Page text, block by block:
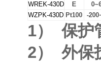
WREK-430D
E
WZPK-430D Pt100 -
1）保护
2） 外保